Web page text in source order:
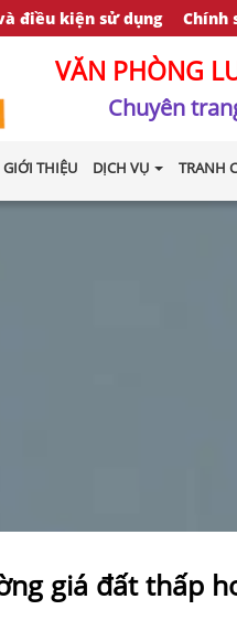
điều kiện sử dụng Chính
VĂN PHÒNG
Chuyên
GIỚI THIỆU DỊCH VỤ TRANH
giá đất thấp